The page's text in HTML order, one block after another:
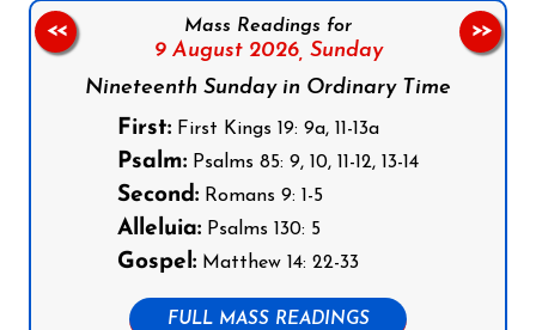
Mass Readings for
9 August 2026, Sunday
Nineteenth Sunday in Ordinary Time
First: First Kings 19: 9a, 11-13a
Psalm: Psalms 85: 9, 10, 11-12, 13-14
Second: Romans 9: 1-5
Alleluia: Psalms 130: 5
Gospel: Matthew 14: 22-33
FULL MASS READINGS
<< >>